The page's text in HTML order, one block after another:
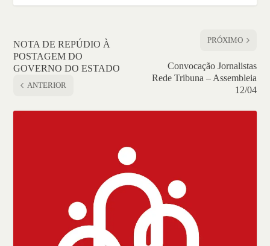
NOTA DE REPÚDIO À
POSTAGEM DO
GOVERNO DO ESTADO
ANTERIOR
PRÓXIMO
Convocação Jornalistas
Rede Tribuna – Assembleia
12/04